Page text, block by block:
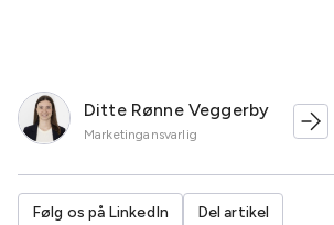
Ditte Rønne Veggerby
Marketingansvarlig
Følg os på LinkedIn Del artikel